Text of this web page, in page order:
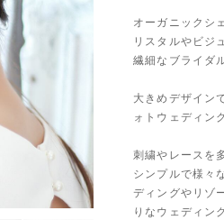
オーガニックシ
リスタルやビジ
繊細なブライダ
大きめデザイン
ォトウェディン
刺繍やレースを
シンプルで様々
ディングやリゾ
りなウェディン